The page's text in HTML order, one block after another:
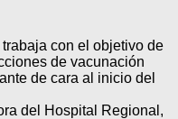
con el objetivo de
de vacunación
de cara al inicio del
del Hospital Regional,